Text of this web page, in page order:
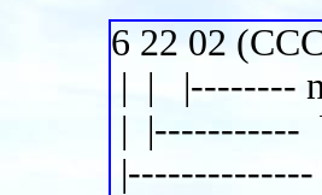
6 22 02
| | |--------
| |-----------
|--------------